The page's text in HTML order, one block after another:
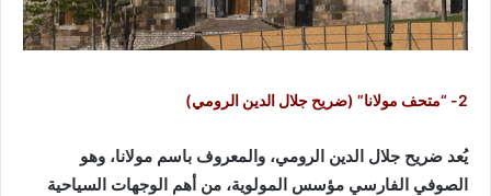
2- “متحف مولانا” (ضريح جلال الدين الرومي)
يُعد ضريح جلال الدين الرومي، والمعروف باسم مولانا، وهو
الصوفي الفارسي مؤسس المولوية، من أهم الوجهات السياحية